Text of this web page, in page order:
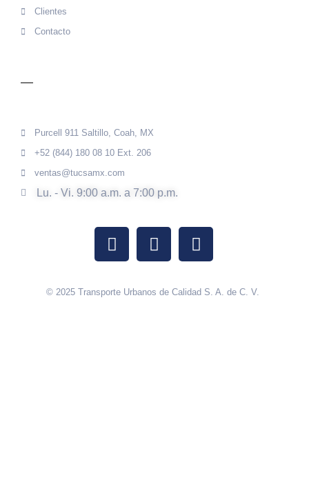
Clientes
Contacto
Purcell 911 Saltillo, Coah, MX
+52 (844) 180 08 10 Ext. 206
ventas@tucsamx.com
Lu. - Vi. 9:00 a.m. a 7:00 p.m.
© 2025 Transporte Urbanos de Calidad S. A. de C. V.